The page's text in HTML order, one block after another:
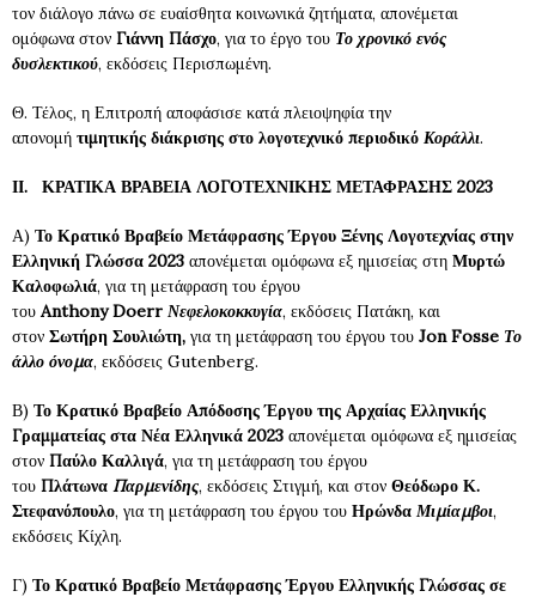
τον διάλογο πάνω σε ευαίσθητα κοινωνικά ζητήματα, απονέμεται
ομόφωνα στον Γιάννη Πάσχο, για το έργο του Το χρονικό ενός
δυσλεκτικού, εκδόσεις Περισπωμένη.
Θ. Τέλος, η Επιτροπή αποφάσισε κατά πλειοψηφία την
απονομή τιμητικής διάκρισης στο λογοτεχνικό περιοδικό Κοράλλι.​
ΙΙ. ΚΡΑΤΙΚΑ ΒΡΑΒΕΙΑ ΛΟΓΟΤΕΧΝΙΚΗΣ ΜΕΤΑΦΡΑΣΗΣ 2023
Α) Το Κρατικό Βραβείο Μετάφρασης Έργου Ξένης Λογοτεχνίας στην
Ελληνική Γλώσσα 2023 απονέμεται ομόφωνα εξ ημισείας στη Μυρτώ
Καλοφωλιά, για τη μετάφραση του έργου
του Anthony Doerr Νεφελοκοκκυγία, εκδόσεις Πατάκη, και
στον Σωτήρη Σουλιώτη, για τη μετάφραση του έργου του Jon Fosse Το
άλλο όνομα, εκδόσεις Gutenberg.
Β) Το Κρατικό Βραβείο Απόδοσης Έργου της Αρχαίας Ελληνικής
Γραμματείας στα Νέα Ελληνικά 2023 απονέμεται ομόφωνα εξ ημισείας
στον Παύλο Καλλιγά, για τη μετάφραση του έργου
του Πλάτωνα Παρμενίδης, εκδόσεις Στιγμή, και στον Θεόδωρο Κ.
Στεφανόπουλο, για τη μετάφραση του έργου του Ηρώνδα Μιμίαμβοι,
εκδόσεις Κίχλη.
Γ) Το Κρατικό Βραβείο Μετάφρασης Έργου Ελληνικής Γλώσσας σε